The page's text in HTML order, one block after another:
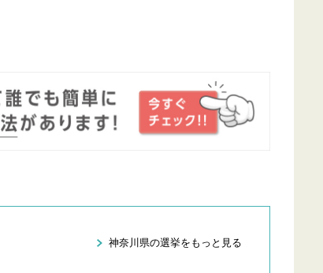
神奈川県の選挙をもっと見る